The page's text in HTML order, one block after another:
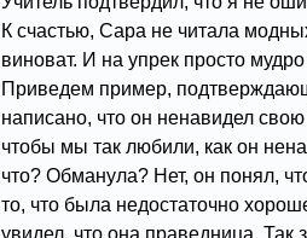
К счастью, Сара не читала
виноват. И на упрек просто
Приведем пример,
написано, что он ненавидел
чтобы мы так любили, как он
что? Обманула? Нет, он понял,
то, что была недостаточно
увидел, что она праведница. Так